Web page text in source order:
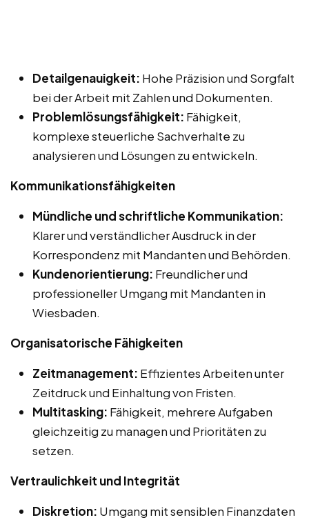
Detailgenauigkeit: Hohe Präzision und Sorgfalt
bei der Arbeit mit Zahlen und Dokumenten.
Problemlösungsfähigkeit: Fähigkeit,
komplexe steuerliche Sachverhalte zu
analysieren und Lösungen zu entwickeln.
Kommunikationsfähigkeiten
Mündliche und schriftliche Kommunikation:
Klarer und verständlicher Ausdruck in der
Korrespondenz mit Mandanten und Behörden.
Kundenorientierung: Freundlicher und
professioneller Umgang mit Mandanten in
Wiesbaden.
Organisatorische Fähigkeiten
Zeitmanagement: Effizientes Arbeiten unter
Zeitdruck und Einhaltung von Fristen.
Multitasking: Fähigkeit, mehrere Aufgaben
gleichzeitig zu managen und Prioritäten zu
setzen.
Vertraulichkeit und Integrität
Diskretion: Umgang mit sensiblen Finanzdaten